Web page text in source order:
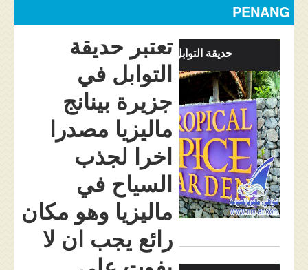
كيفية الحجز
من نحن
PENANG
تعتبر حديقة
التوابل في
جزيرة بينانج
ماليزيا مصدرا
اخرا لجذب
السياح في
ماليزيا وهو مكان
رائع يجب ان لا
حديقة التوابل بينانج